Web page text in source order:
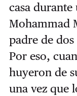
casa
Mohammad
padre de
Por eso,
huyeron de
una vez que